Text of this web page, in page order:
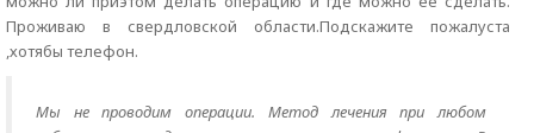
Проживаю в свердловской области.Подскажите пожалуста
,хотябы телефон.
Мы не проводим операции. Метод лечения при любом